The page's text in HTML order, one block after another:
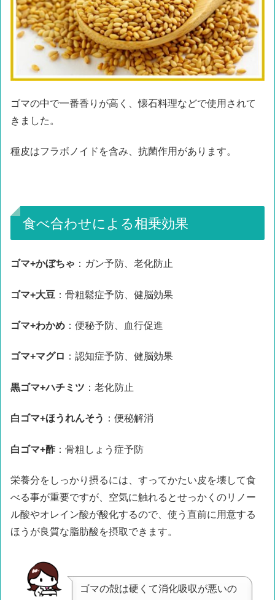
ゴマの中で一番香りが高く、懐石料理などで使用されて
きました。
種皮はフラボノイドを含み、抗菌作用があります。
食べ合わせによる相乗効果
ゴマ+かぼちゃ ：ガン予防、老化防止
ゴマ+大豆 ：骨粗鬆症予防、健脳効果
ゴマ+わかめ ：便秘予防、血行促進
ゴマ+マグロ ：認知症予防、健脳効果
黒ゴマ+ハチミツ ：老化防止
白ゴマ+ほうれんそう ：便秘解消
白ゴマ+酢：骨粗しょう症予防
栄養分をしっかり摂るには、すってかたい皮を壊して食
べる事が重要ですが、空気に触れるとせっかくのリノー
ル酸やオレイン酸が酸化するので、使う直前に用意する
ほうが良質な脂肪酸を摂取できます。
ゴマの殻は硬くて消化吸収が悪いの